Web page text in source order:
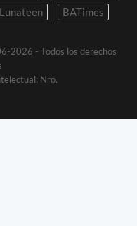
Lunateen BATimes
2026 - Todos los derechos
Nro.